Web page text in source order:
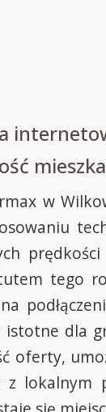
w
tego
istotne dla
oferty,
z lokalnym